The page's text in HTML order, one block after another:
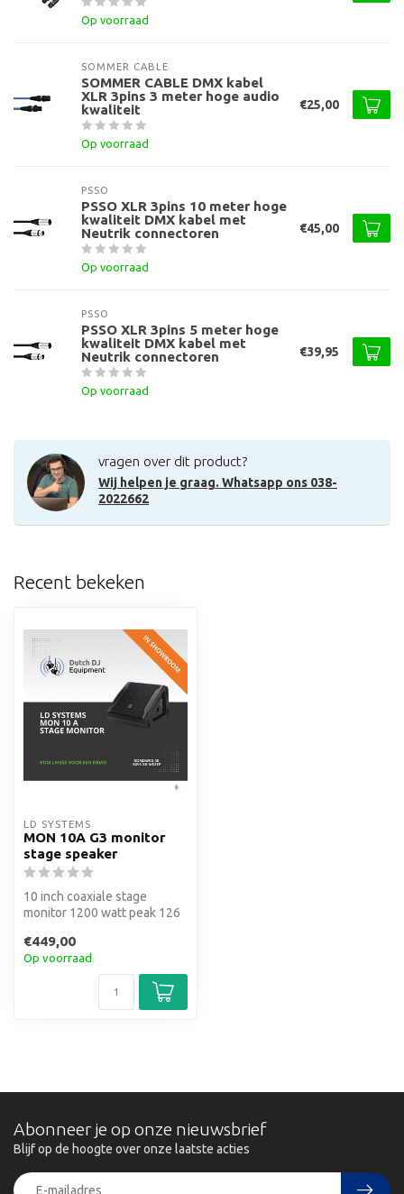
Op voorraad
SOMMER CABLE
SOMMER CABLE DMX kabel
XLR 3pins 3 meter hoge audio
kwaliteit
Op voorraad
€25,00
PSSO
PSSO XLR 3pins 10 meter hoge
kwaliteit DMX kabel met
Neutrik connectoren
Op voorraad
€45,00
PSSO
PSSO XLR 3pins 5 meter hoge
kwaliteit DMX kabel met
Neutrik connectoren
Op voorraad
€39,95
vragen over dit product?
Wij helpen je graag. Whatsapp ons 038-
2022662
Recent bekeken
LD SYSTEMS
MON 10A G3 monitor
stage speaker
10 inch coaxiale stage
monitor 1200 watt peak 126
€449,00
Op voorraad
Abonneer je op onze nieuwsbrief
Blijf op de hoogte over onze laatste acties